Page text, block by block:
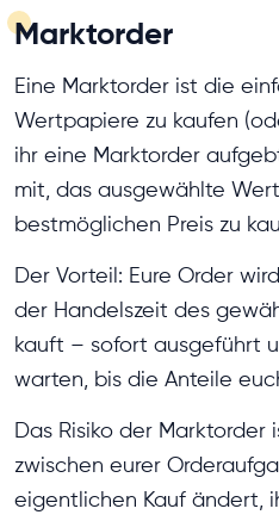
Marktorder
Eine Marktorder ist die
Wertpapiere zu kaufen
ihr eine Marktorder
mit, das ausgewählte
bestmöglichen Preis zu
Der Vorteil: Eure Order
der Handelszeit des
kauft – sofort ausgeführt
warten, bis die Anteile
Das Risiko der Marktorder
zwischen eurer
eigentlichen Kauf ändert,